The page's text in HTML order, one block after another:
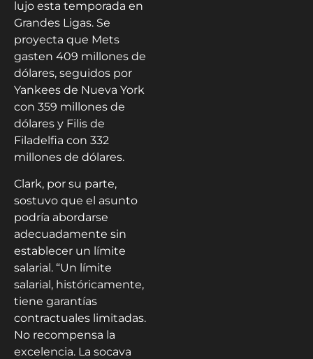
lujo esta temporada en
Grandes Ligas. Se
proyecta que Mets
gasten 409 millones de
dólares, seguidos por
Yankees de Nueva York
con 359 millones de
dólares y Filis de
Filadelfia con 332
millones de dólares.
Clark, por su parte,
sostuvo que el asunto
podría abordarse
adecuadamente sin
establecer un límite
salarial. “Un límite
salarial, históricamente,
tiene garantías
contractuales limitadas.
No recompensa la
excelencia. La socava